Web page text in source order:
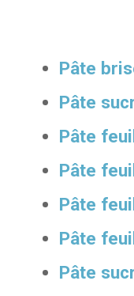
Pâte
Pâte
Pâte
Pâte
Pâte
Pâte
Pâte